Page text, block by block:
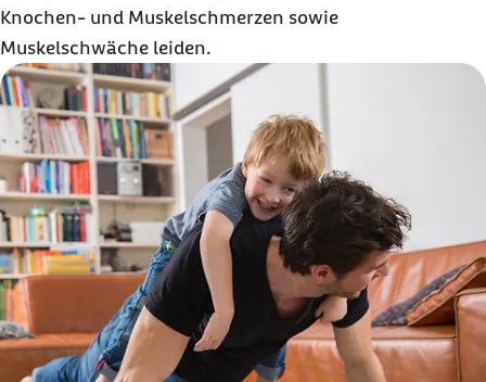
Knochen- und Muskelschmerzen sowie
Muskelschwäche leiden.